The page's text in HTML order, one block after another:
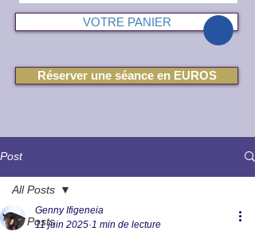
VOTRE PANIER
Réserver une séance en EUROS
Post
All Posts
All Posts
Genny Ifigeneia
11 juin 2025 1 min de lecture